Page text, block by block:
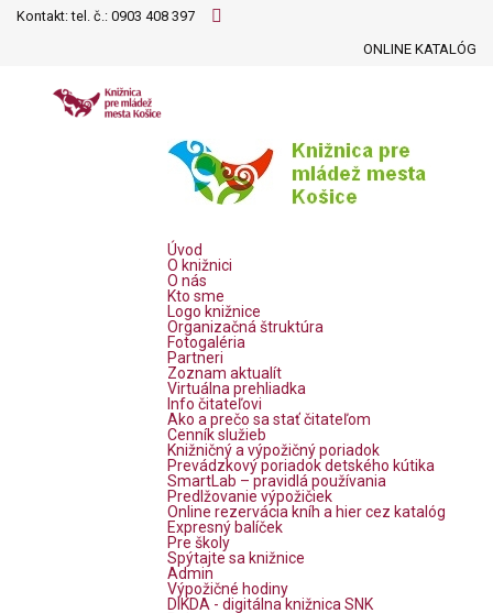
Kontakt: tel. č.: 0903 408 397
ONLINE KATALÓG
Úvod
O knižnici
O nás
Kto sme
Logo knižnice
Organizačná štruktúra
Fotogaléria
Partneri
Zoznam aktualít
Virtuálna prehliadka
Info čitateľovi
Ako a prečo sa stať čitateľom
Cenník služieb
Knižničný a výpožičný poriadok
Prevádzkový poriadok detského kútika
SmartLab – pravidlá používania
Predlžovanie výpožičiek
Online rezervácia kníh a hier cez katalóg
Expresný balíček
Pre školy
Spýtajte sa knižnice
Admin
Výpožičné hodiny
DIKDA - digitálna knižnica SNK